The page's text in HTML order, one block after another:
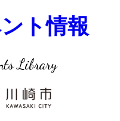
ト情報
Library